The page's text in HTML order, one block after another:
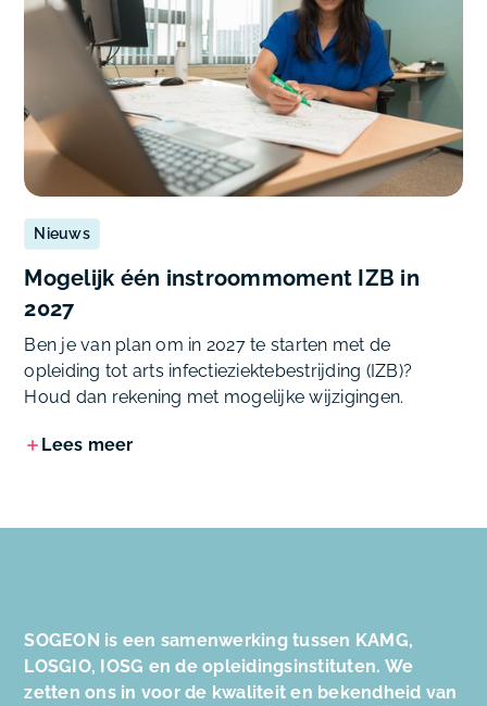
Nieuws
Mogelijk één instroommoment IZB in
2027
Ben je van plan om in 2027 te starten met de
opleiding tot arts infectieziektebestrijding (IZB)?
Houd dan rekening met mogelijke wijzigingen.
Lees meer
SOGEON is een samenwerking tussen KAMG,
LOSGIO, IOSG en de opleidingsinstituten. We
zetten ons in voor de kwaliteit en bekendheid van